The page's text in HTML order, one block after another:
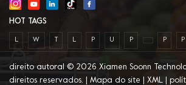
HOT TAGS
L W T L P U P P P
direito autoral © 2026 Xiamen Soonn
direitos reservados. | Mapa do site XML